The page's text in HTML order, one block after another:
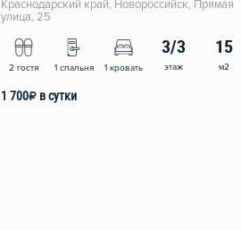
Краснодарский край, Новороссийск, Прямая
улица, 25
2 гостя 1 спальня 1 кровать
3/3
этаж
15
м2
1 700₽ в сутки